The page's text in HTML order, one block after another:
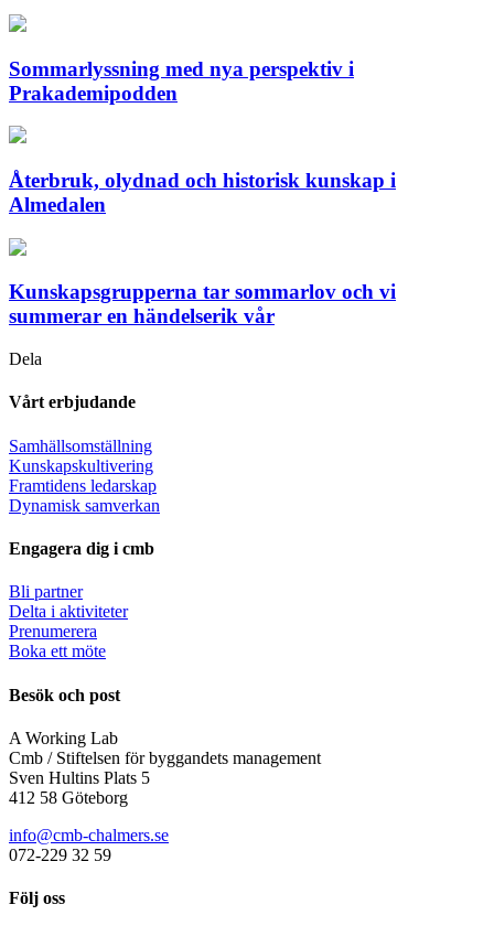
Sommarlyssning med nya perspektiv i
Prakademipodden
Återbruk, olydnad och historisk kunskap i
Almedalen
Kunskapsgrupperna tar sommarlov och vi
summerar en händelserik vår
Dela
Vårt erbjudande
Samhällsomställning
Kunskapskultivering
Framtidens ledarskap
Dynamisk samverkan
Engagera dig i cmb
Bli partner
Delta i aktiviteter
Prenumerera
Boka ett möte
Besök och post
A Working Lab
Cmb / Stiftelsen för byggandets management
Sven Hultins Plats 5
412 58 Göteborg
info@cmb-chalmers.se
072-229 32 59
Följ oss